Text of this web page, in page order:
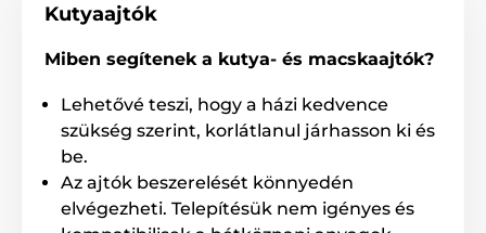
A termék hátrányai:
nincs
A csomag tartalma:
Staywell ajtó
Tartozékok a telepítéshez
Kutyaajtók
Miben segítenek a kutya- és macskaajtók?
Lehetővé teszi, hogy a házi kedvence
szükség szerint, korlátlanul járhasson ki és
be.
Az ajtók beszerelését könnyedén
elvégezheti. Telepítésük nem igényes és